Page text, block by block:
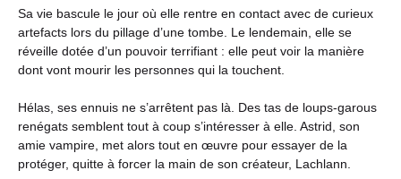
Sa vie bascule le jour où elle rentre en contact avec de curieux
artefacts lors du pillage d’une tombe. Le lendemain, elle se
réveille dotée d’un pouvoir terrifiant : elle peut voir la manière
dont vont mourir les personnes qui la touchent.
Hélas, ses ennuis ne s’arrêtent pas là. Des tas de loups-garous
renégats semblent tout à coup s’intéresser à elle. Astrid, son
amie vampire, met alors tout en œuvre pour essayer de la
protéger, quitte à forcer la main de son créateur, Lachlann.